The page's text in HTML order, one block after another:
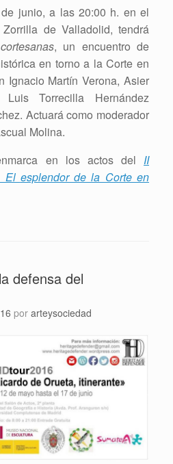
junio, a las 20:00 h. en el
de Valladolid, tendrá
, un encuentro de
en torno a la Corte en
Ignacio Martín Verona, Asier
Luis Torrecilla Hernández
Actuará como moderador
Molina.
en los actos del II
El esplendor de la Corte en
defensa del
por arteysociedad